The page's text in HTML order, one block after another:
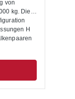
von
kg. Die
H
- RAL
durch
Ein- und